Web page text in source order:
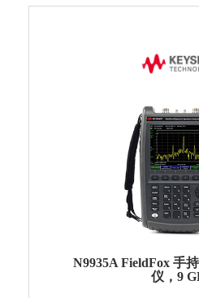
N9935A FieldFox 手
仪，9